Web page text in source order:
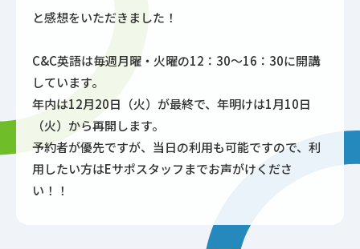
と感想をいただきました！
C&C英語は毎週月曜・火曜の12：30～16：30に開講
しています。
年内は12月20日（火）が最終で、年明けは1月10日
（火）から再開します。
予約者が優先ですが、当日の利用も可能ですので、利
用したい方はEサポスタッフまでお声がけくださ
い！！